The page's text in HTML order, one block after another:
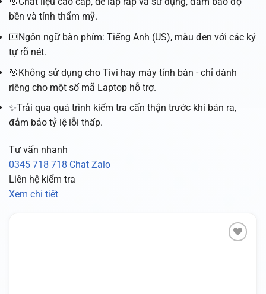
bền và tính thẩm mỹ.
⌨️Ngôn ngữ bàn phím: Tiếng Anh (US), màu đen với các ký
tự rõ nét.
🎯Không sử dụng cho Tivi hay máy tính bàn - chỉ dành
riêng cho một số mã Laptop hỗ trợ.
✨Trải qua quá trình kiểm tra cẩn thận trước khi bán ra,
đảm bảo tỷ lệ lỗi thấp.
Tư vấn nhanh
0345 718 718 Chat Zalo
Liên hệ kiểm tra
Xem chi tiết